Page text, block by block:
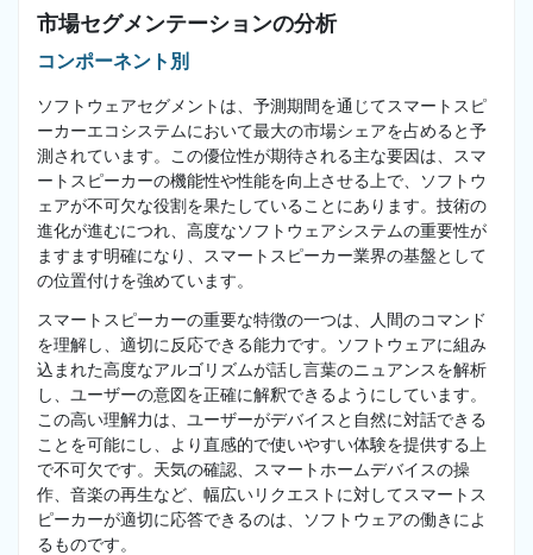
市場セグメンテーションの分析
コンポーネント別
ソフトウェアセグメントは、予測期間を通じてスマートスピ
ーカーエコシステムにおいて最大の市場シェアを占めると予
測されています。この優位性が期待される主な要因は、スマ
ートスピーカーの機能性や性能を向上させる上で、ソフトウ
ェアが不可欠な役割を果たしていることにあります。技術の
進化が進むにつれ、高度なソフトウェアシステムの重要性が
ますます明確になり、スマートスピーカー業界の基盤として
の位置付けを強めています。
スマートスピーカーの重要な特徴の一つは、人間のコマンド
を理解し、適切に反応できる能力です。ソフトウェアに組み
込まれた高度なアルゴリズムが話し言葉のニュアンスを解析
し、ユーザーの意図を正確に解釈できるようにしています。
この高い理解力は、ユーザーがデバイスと自然に対話できる
ことを可能にし、より直感的で使いやすい体験を提供する上
で不可欠です。天気の確認、スマートホームデバイスの操
作、音楽の再生など、幅広いリクエストに対してスマートス
ピーカーが適切に応答できるのは、ソフトウェアの働きによ
るものです。